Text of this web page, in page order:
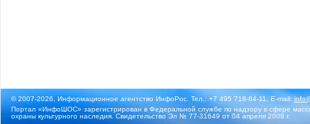
© 2007-2026, Информационное агентство ИнфоРос. Тел.: +7 495 718-84-11, E-mail:
Портал «ИнфоШОС» зарегистрирован в Федеральной службе по надзору в сфере
охраны культурного наследия. Свидетельство Эл № 77-31649 от 04 апреля 2008 г.